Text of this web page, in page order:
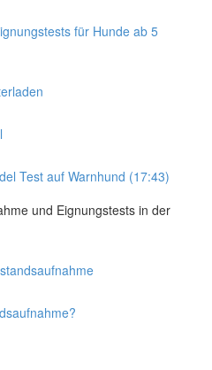
für Hunde ab 5
Test auf Warnhund (17:43)
und Eignungstests in der